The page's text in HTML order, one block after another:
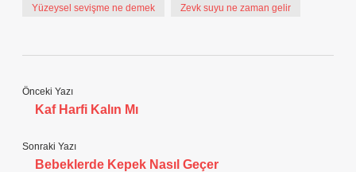
Yüzeysel sevişme ne demek Zevk suyu ne zaman gelir
Önceki Yazı
Kaf Harfi Kalın Mı
Sonraki Yazı
Bebeklerde Kepek Nasıl Geçer